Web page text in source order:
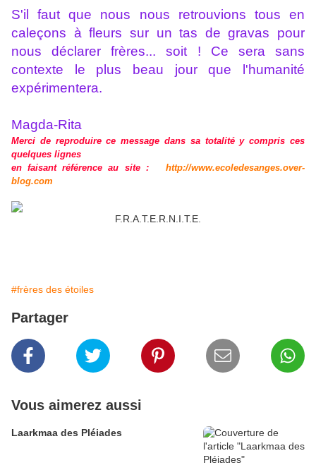
S'il faut que nous nous retrouvions tous en
caleçons à fleurs sur un tas de gravas pour
nous déclarer frères... soit ! Ce sera sans
contexte le plus beau jour que l'humanité
expérimentera.
Magda-Rita
Merci de reproduire ce message dans sa totalité y compris ces
quelques lignes
en faisant référence au site :
http://www.ecoledesanges.over-
blog.com
F.R.A.T.E.R.N.I.T.E.
#frères des étoiles
Partager
Vous aimerez aussi
Laarkmaa des Pléiades